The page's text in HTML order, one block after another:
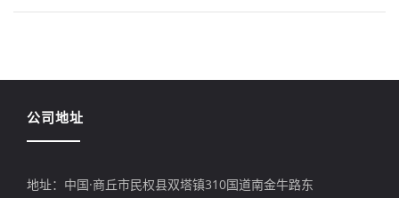
公司地址
地址：中国·商丘市民权县双塔镇310国道南金牛路东